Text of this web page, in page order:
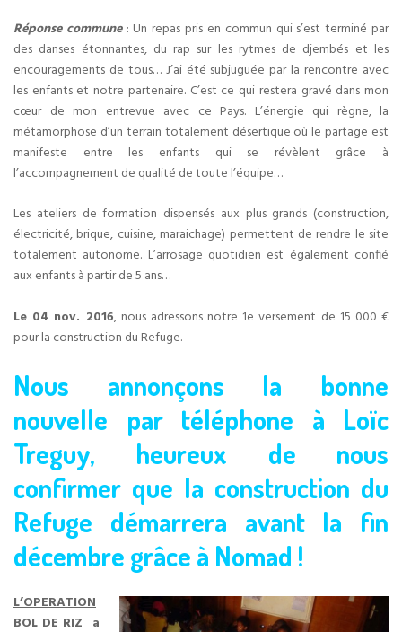
Réponse commune: Un repas pris en commun qui s’est terminé par
des danses étonnantes, du rap sur les rytmes de djembés et les
encouragements de tous… J’ai été subjuguée par la rencontre avec
les enfants et notre partenaire. C’est ce qui restera gravé dans mon
cœur de mon entrevue avec ce Pays. L’énergie qui règne, la
métamorphose d’un terrain totalement désertique où le partage est
manifeste entre les enfants qui se révèlent grâce à
l’accompagnement de qualité de toute l’équipe…
Les ateliers de formation dispensés aux plus grands (construction,
électricité, brique, cuisine, maraichage) permettent de rendre le site
totalement autonome. L’arrosage quotidien est également confié
aux enfants à partir de 5 ans…
Le 04 nov. 2016, nous adressons notre 1e versement de 15 000 €
pour la construction du Refuge.
Nous annonçons la bonne
nouvelle par téléphone à Loïc
Treguy, heureux de nous
confirmer que la construction du
Refuge démarrera avant la fin
décembre grâce à Nomad !
L’OPERATION
BOL DE RIZ a